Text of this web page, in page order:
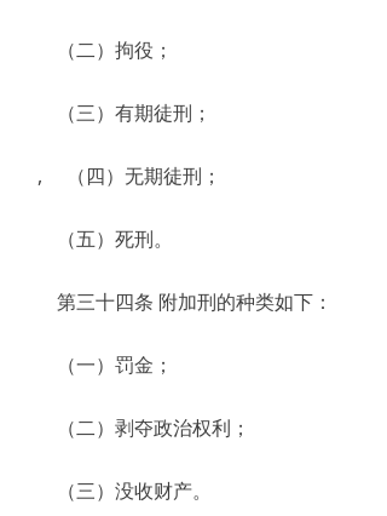
（二）拘役；
（三）有期徒刑；
, （四）无期徒刑；
（五）死刑。
第三十四条 附加刑的种类如下：
（一）罚金；
（二）剥夺政治权利；
（三）没收财产。